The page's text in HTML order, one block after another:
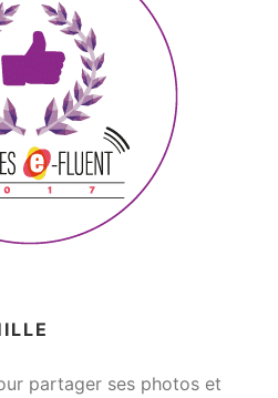
partager ses photos et